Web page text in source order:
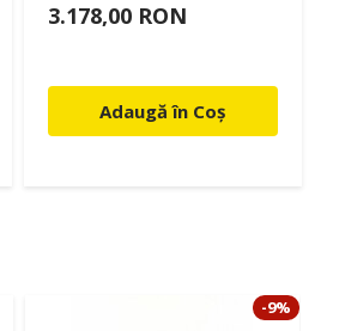
3.178,00 RON
Adaugă în Coș
-9%